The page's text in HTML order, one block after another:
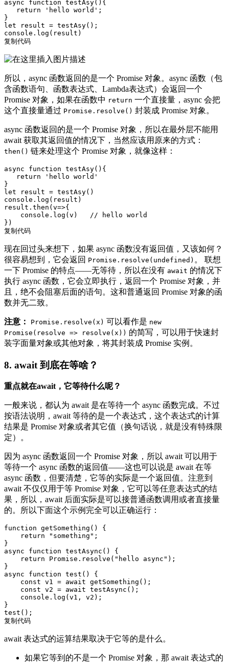
async function testAsy() {
return
'hello world' ;
let
console
复制代码
所以，async 函数返回的是一个 Promise 对象。async 函数（包
含函数语句、函数表达式、Lambda表达式）会返回一个
Promise 对象，如果在函数中 return 一个直接量，async 会把
这个直接量通过 Promise.resolve() 封装成 Promise 对象。
async 函数返回的是一个 Promise 对象，所以在最外层不能用
await 获取其返回值的情况下，当然应该用原来的方式：
then() 链来处理这个 Promise 对象，就像这样：
async function testAsy() {
return
'hello world'
let
console .log(result)
result.then( v=>{
console .log(v) // hello world
复制代码
现在回过头来想下，如果 async 函数没有返回值，又该如何？
很容易想到，它会返回 Promise.resolve(undefined) 。 联想
一下 Promise 的特点——无等待，所以在没有 await 的情况下
执行 async 函数，它会立即执行，返回一个 Promise 对象，并
且，绝不会阻塞后面的语句。这和普通返回 Promise 对象的函
数并无二致。
注意： Promise.resolve(x) 可以看作是 new
Promise(resolve => resolve(x)) 的简写，可以用于快速封
装字面量对象或其他对象，将其封装成 Promise 实例。
8. await 到底在等啥？
重点就在await，它等待什么呢？
一般来说，都认为 await 是在等待一个 async 函数完成。不过
按语法说明，await 等待的是一个表达式，这个表达式的计算
结果是 Promise 对象或者其它值（换句话说，就是没有特殊限
定）。
因为 async 函数返回一个 Promise 对象，所以 await 可以用于
等待一个 async 函数的返回值——这也可以说是 await 在等
async 函数，但要清楚，它等的实际是一个返回值。注意到
await 不仅仅用于等 Promise 对象，它可以等任意表达式的结
果，所以，await 后面实际是可以接普通函数调用或者直接量
的。所以下面这个示例完全可以正确运行：
function getSomething () {
return
"something" ;
async
function testAsync () {
return
Promise .resolve( "hello async" );
async
function test () {
const v1 = await getSomething();
const v2 = await testAsync();
console .log(v1, v2);
}
复制代码
await 表达式的运算结果取决于它等的是什么。
如果它等到的不是一个 Promise 对象，那 await 表达式的